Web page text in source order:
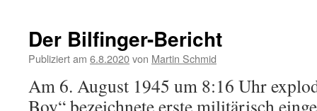
Der Bilfinger-Bericht
Publiziert am 6.8.2020von Martin Schmid
Am 6. August 1945 um 8:16 Uhr
Boy“ bezeichnete erste militärisch